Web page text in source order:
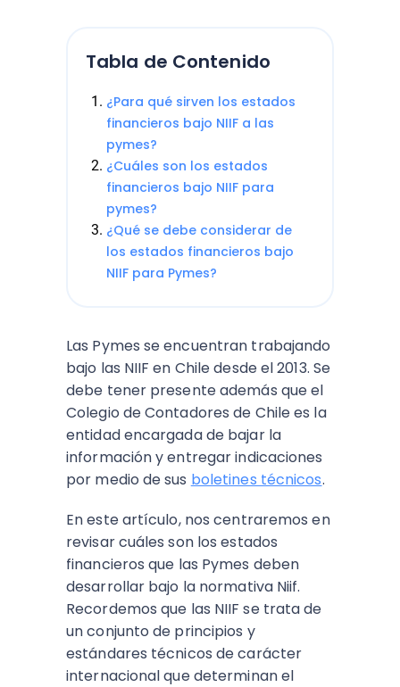
Tabla de Contenido
¿Para qué sirven los estados
financieros bajo NIIF a las
pymes?
¿Cuáles son los estados
financieros bajo NIIF para
pymes?
¿Qué se debe considerar de
los estados financieros bajo
NIIF para Pymes?
Las Pymes se encuentran trabajando
bajo las NIIF en Chile desde el 2013. Se
debe tener presente además que el
Colegio de Contadores de Chile es la
entidad encargada de bajar la
información y entregar indicaciones
por medio de sus boletines técnicos.
En este artículo, nos centraremos en
revisar cuáles son los estados
financieros que las Pymes deben
desarrollar bajo la normativa Niif.
Recordemos que las NIIFse trata de
un conjunto de principios y
estándares técnicos de carácter
internacional que determinan el